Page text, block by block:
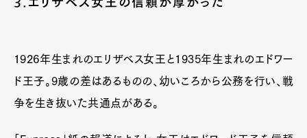
1926年生まれのエリザベス女王と1935年生まれのエドワー
ド王子。9歳の差はあるものの、幼いころから公務を行い、戦
争を生き抜いた共通点がある。